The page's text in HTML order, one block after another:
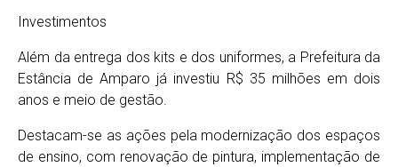
Investimentos
Além da entrega dos kits e dos uniformes, a Prefeitura da
Estância de Amparo já investiu R$ 35 milhões em dois
anos e meio de gestão.
Destacam-se as ações pela modernização dos espaços
de ensino, com renovação de pintura, implementação de